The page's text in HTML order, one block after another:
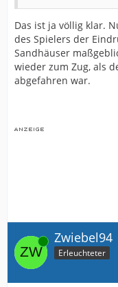
Das ist ja völlig klar.
des Spielers der
Sandhäuser
wieder zum Zug, als
abgefahren war.
Online Zwiebel94
Erleuchteter